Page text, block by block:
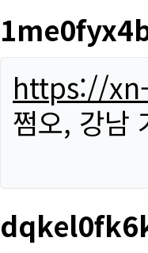
https://
쩜오, 강남